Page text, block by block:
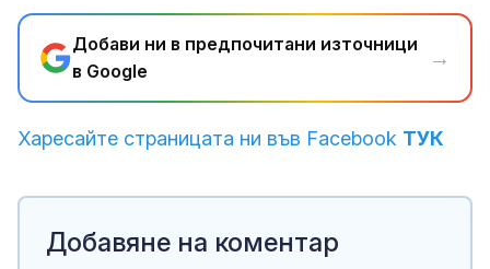
Добави ни в предпочитани източници
в Google
→
Харесайте страницата ни във Facebook ТУК
Добавяне на коментар